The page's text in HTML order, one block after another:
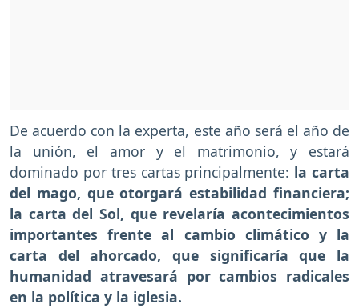
De acuerdo con la experta, este año será el año de
la unión, el amor y el matrimonio, y estará
dominado por tres cartas principalmente: la carta
del mago, que otorgará estabilidad financiera;
la carta del Sol, que revelaría acontecimientos
importantes frente al cambio climático y la
carta del ahorcado, que significaría que la
humanidad atravesará por cambios radicales
en la política y la iglesia.